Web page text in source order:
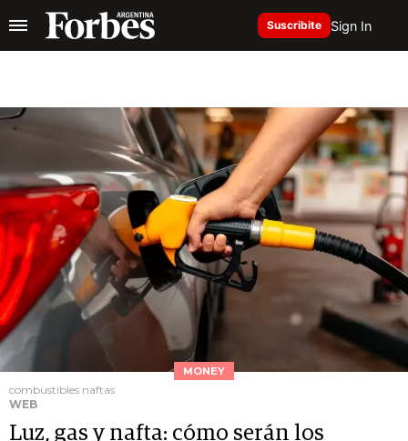
Suscribite Sign In
MONEY
combustibles naftas
WEB
Luz, gas y nafta: cómo serán los